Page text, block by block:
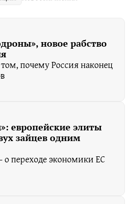
новое рабство
почему Россия наконец
европейские элиты
зайцев одним
о переходе экономики ЕС